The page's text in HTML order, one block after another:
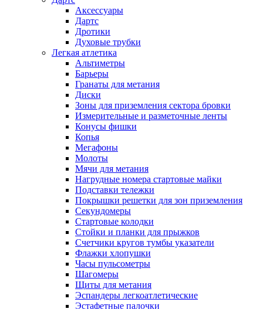
Аксессуары
Дартс
Дротики
Духовые трубки
Легкая атлетика
Альтиметры
Барьеры
Гранаты для метания
Диски
Зоны для приземления сектора бровки
Измерительные и разметочные ленты
Конусы фишки
Копья
Мегафоны
Молоты
Мячи для метания
Нагрудные номера стартовые майки
Подставки тележки
Покрышки решетки для зон приземления
Секундомеры
Стартовые колодки
Стойки и планки для прыжков
Счетчики кругов тумбы указатели
Флажки хлопушки
Часы пульсометры
Шагомеры
Щиты для метания
Эспандеры легкоатлетические
Эстафетные палочки